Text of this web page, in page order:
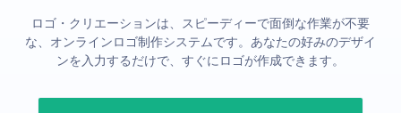
ロゴ・クリエーションは、スピーディーで面倒な作業が不要
な、オンラインロゴ制作システムです。あなたの好みのデザイ
ンを入力するだけで、すぐにロゴが作成できます。